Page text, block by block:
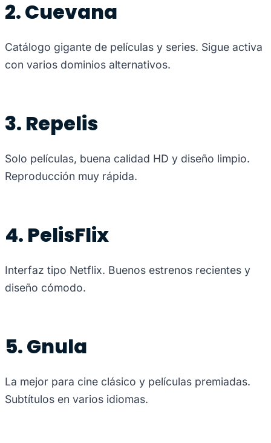
2. Cuevana
Catálogo gigante de películas y series. Sigue activa
con varios dominios alternativos.
3. Repelis
Solo películas, buena calidad HD y diseño limpio.
Reproducción muy rápida.
4. PelisFlix
Interfaz tipo Netflix. Buenos estrenos recientes y
diseño cómodo.
5. Gnula
La mejor para cine clásico y películas premiadas.
Subtítulos en varios idiomas.